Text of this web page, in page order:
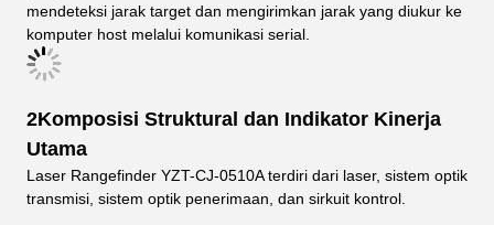
mendeteksi jarak target dan mengirimkan jarak yang diukur ke
komputer host melalui komunikasi serial.
2Komposisi Struktural dan Indikator Kinerja
Utama
Laser Rangefinder YZT-CJ-0510A terdiri dari laser, sistem optik
transmisi, sistem optik penerimaan, dan sirkuit kontrol.